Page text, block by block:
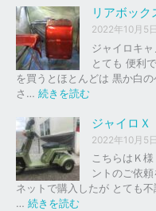
、
買
取
を
は
ま
し
た
。
ッ
ド
ッ
ド
イ
ロ
キ
ャ
ノ
ピ
ー
ザ
ク
仕
様
リアボック
2022年10月5日
ジャイロキ
とても 便利
を買うとほとんどは 黒か白
さ… 続きを読む
ア
ボ
ッ
ク
ス
ジャイロ
2022年10月5日
こちらはＫ
ントのご依
ネットで購入したが とても
… 続きを読む